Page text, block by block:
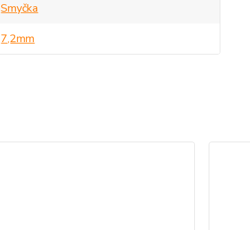
Smyčka
7,2mm